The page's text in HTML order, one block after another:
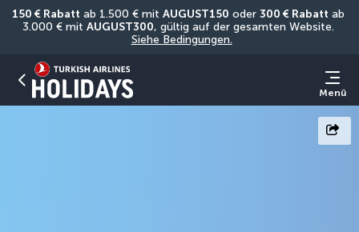
150 € Rabatt ab 1.500 € mit AUGUST150 oder 300 € Rabatt ab
3.000 € mit AUGUST300
Siehe Bedingungen.
Menü